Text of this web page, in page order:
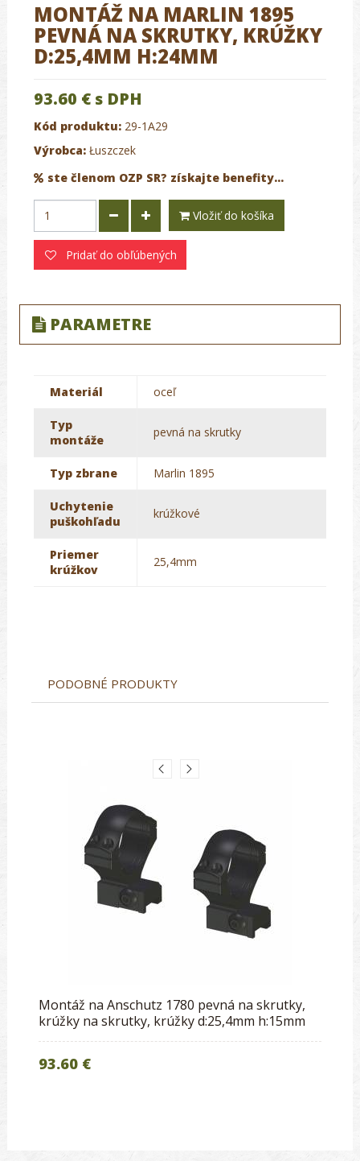
MONTÁŽ NA MARLIN 1895
PEVNÁ NA SKRUTKY, KRÚŽKY
D:25,4MM H:24MM
93.60 € s DPH
Kód produktu: 29-1A29
Výrobca: Łuszczek
ste členom OZP SR? získajte benefity...
Vložiť do košíka
Pridať do obľúbených
PARAMETRE
Materiál oceľ
Typ
montáže
pevná na skrutky
Typ zbrane Marlin 1895
Uchytenie
puškohľadu
krúžkové
Priemer
krúžkov
25,4mm
PODOBNÉ PRODUKTY
Montáž na Anschutz 1780 pevná na skrutky,
krúžky na skrutky, krúžky d:25,4mm h:15mm
93.60 €